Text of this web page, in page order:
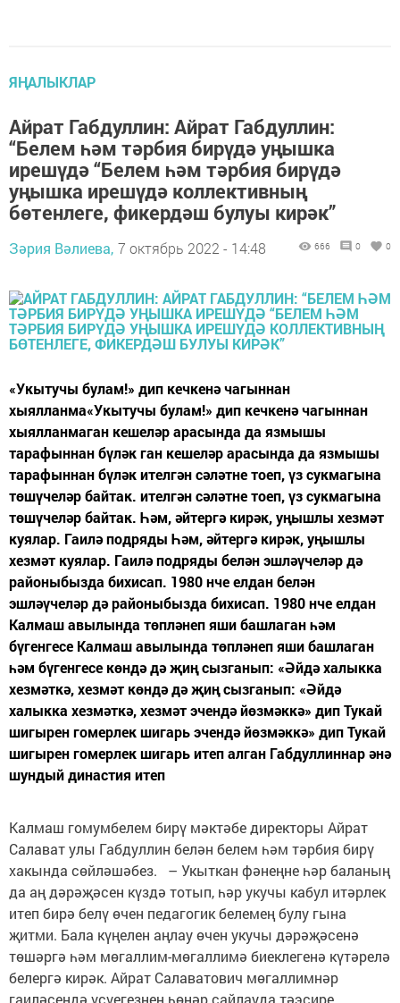
ЯҢАЛЫКЛАР
Айрат Габдуллин: Айрат Габдуллин:
“Белем һәм тәрбия бирүдә уңышка
ирешүдә “Белем һәм тәрбия бирүдә
уңышка ирешүдә коллективның
бөтенлеге, фикердәш булуы кирәк”
Зәрия Вәлиева, 7 октябрь 2022 - 14:48 666 0 0
«Укытучы булам!» дип кечкенә чагыннан
хыялланма«Укытучы булам!» дип кечкенә чагыннан
хыялланмаган кешеләр арасында да язмышы
тарафыннан бүләк ган кешеләр арасында да язмышы
тарафыннан бүләк ителгән сәләтне тоеп, үз сукмагына
төшүчеләр байтак. ителгән сәләтне тоеп, үз сукмагына
төшүчеләр байтак. Һәм, әйтергә кирәк, уңышлы хезмәт
куялар. Гаилә подряды Һәм, әйтергә кирәк, уңышлы
хезмәт куялар. Гаилә подряды белән эшләүчеләр дә
районыбызда бихисап. 1980 нче елдан белән
эшләүчеләр дә районыбызда бихисап. 1980 нче елдан
Калмаш авылында төпләнеп яши башлаган һәм
бүгенгесе Калмаш авылында төпләнеп яши башлаган
һәм бүгенгесе көндә дә җиң сызганып: «Әйдә халыкка
хезмәткә, хезмәт көндә дә җиң сызганып: «Әйдә
халыкка хезмәткә, хезмәт эчендә йөзмәккә» дип Тукай
шигырен гомерлек шигарь эчендә йөзмәккә» дип Тукай
шигырен гомерлек шигарь итеп алган Габдуллиннар әнә
шундый династия итеп
Калмаш гомумбелем бирү мәктәбе директоры Айрат
Салават улы Габдуллин белән белем һәм тәрбия бирү
хакында сөйләшәбез. – Укыткан фәнеңне һәр баланың
да аң дәрәҗәсен күздә тотып, һәр укучы кабул итәрлек
итеп бирә белү өчен педагогик белемең булу гына
җитми. Бала күңелен аңлау өчен укучы дәрәҗәсенә
төшәргә һәм мөгаллим-мөгаллимә биеклегенә күтәрелә
белергә кирәк. Айрат Салаватович мөгаллимнәр
гаиләсендә үсүегезнең һөнәр сайлауда тәэсире